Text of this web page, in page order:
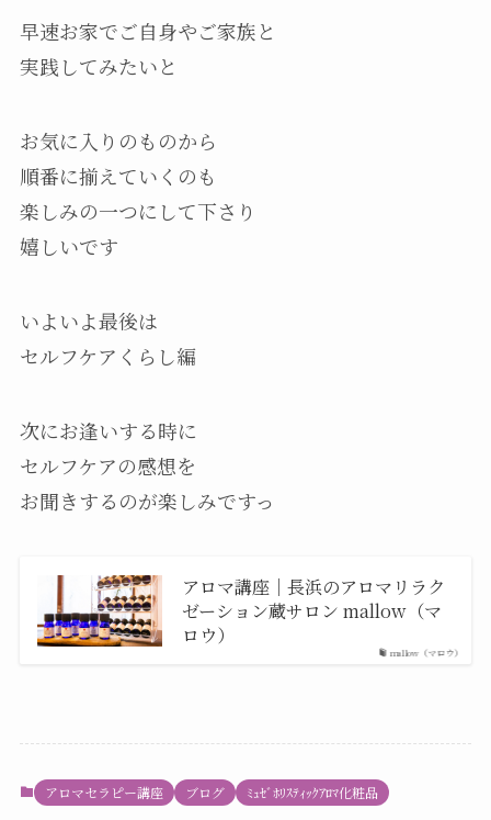
早速お家でご自身やご家族と
実践してみたいと
お気に入りのものから
順番に揃えていくのも
楽しみの一つにして下さり
嬉しいです
いよいよ最後は
セルフケアくらし編
次にお逢いする時に
セルフケアの感想を
お聞きするのが楽しみですっ
mallow（マロウ）
アロマ講座｜長浜のアロマリラク
ゼーション蔵サロン mallow（マ
ロウ）
アロマセラピー講座 ブログ ﾐｭｾﾞﾎﾘｽﾃｨｯｸｱﾛﾏ化粧品